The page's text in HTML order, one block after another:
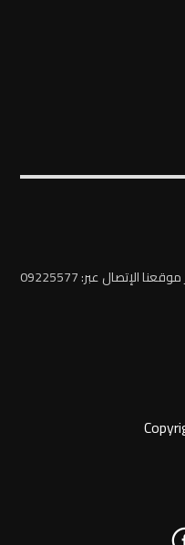
الإتصال عبر: 09225577